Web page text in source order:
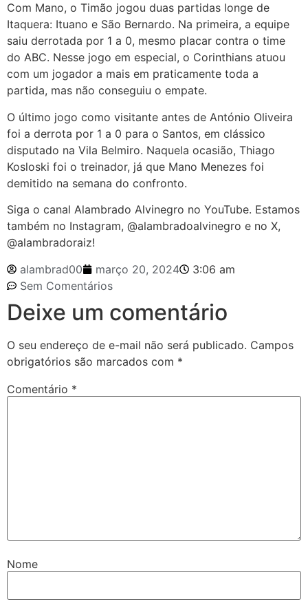
Com Mano, o Timão jogou duas partidas longe de
Itaquera: Ituano e São Bernardo. Na primeira, a equipe
saiu derrotada por 1 a 0, mesmo placar contra o time
do ABC. Nesse jogo em especial, o Corinthians atuou
com um jogador a mais em praticamente toda a
partida, mas não conseguiu o empate.
O último jogo como visitante antes de António Oliveira
foi a derrota por 1 a 0 para o Santos, em clássico
disputado na Vila Belmiro. Naquela ocasião, Thiago
Kosloski foi o treinador, já que Mano Menezes foi
demitido na semana do confronto.
Siga o canal Alambrado Alvinegro no YouTube. Estamos
também no Instagram, @alambradoalvinegro e no X,
@alambradoraiz!
alambrad00
março 20, 2024
3:06 am
Sem Comentários
Deixe um comentário
O seu endereço de e-mail não será publicado. Campos
obrigatórios são marcados com *
Comentário *
Nome